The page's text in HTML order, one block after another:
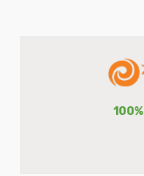
100%